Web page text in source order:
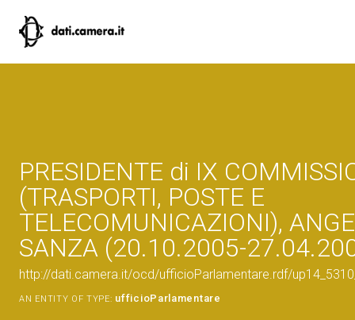
PRESIDENTE di IX
(TRASPORTI, POSTE E
TELECOMUNICAZIONI),
SANZA (20.10.2005-
http://dati.camera.it/ocd/ufficioParlamentare.rdf/
AN ENTITY OF TYPE: ufficioParlamentare